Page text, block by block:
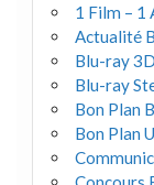
1 Film – 1
Actualité
Blu-ray 3D
Blu-ray
Bon Plan
Bon Plan